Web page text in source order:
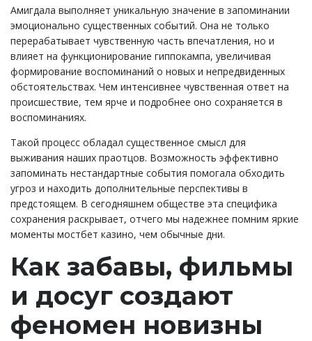
Амигдала выполняет уникальную значение в запоминании
эмоционально существенных событий. Она не только
перерабатывает чувственную часть впечатления, но и
влияет на функционирование гиппокампа, увеличивая
формирование воспоминаний о новых и непредвиденных
обстоятельствах. Чем интенсивнее чувственная ответ на
происшествие, тем ярче и подробнее оно сохраняется в
воспоминаниях.
Такой процесс обладал существенное смысл для
выживания наших праотцов. Возможность эффективно
запоминать нестандартные события помогала обходить
угроз и находить дополнительные перспективы в
предстоящем. В сегодняшнем обществе эта специфика
сохранения раскрывает, отчего мы надежнее помним яркие
моменты мостбет казино, чем обычные дни.
Как забавы, фильмы
и досуг создают
феномен новизны